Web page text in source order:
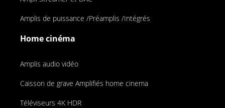
Amplis de puissance /Préamplis /Intégrés
Home cinéma
Amplis audio vidéo
Caisson de grave Amplifiés home cinema
Téléviseurs 4K HDR